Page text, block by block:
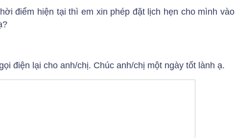
điểm hiện tại thì em xin phép đặt lịch hẹn cho mình vào
điện lại cho anh/chị. Chúc anh/chị một ngày tốt lành ạ.